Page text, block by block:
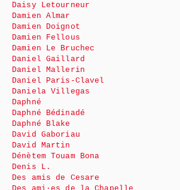
Daisy Letourneur
Damien Almar
Damien Doignot
Damien Fellous
Damien Le Bruchec
Daniel Gaillard
Daniel Mallerin
Daniel Paris-Clavel
Daniela Villegas
Daphné
Daphné Bédinadé
Daphné Blake
David Gaboriau
David Martin
Dénètem Touam Bona
Denis L.
Des amis de Cesare